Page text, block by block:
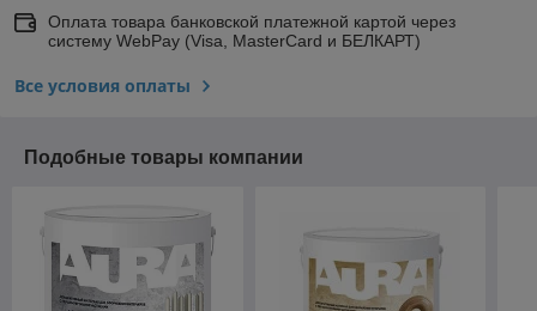
Оплата товара банковской платежной картой через
систему WebPay (Visa, MasterCard и БЕЛКАРТ)
Все условия оплаты
Подобные товары компании